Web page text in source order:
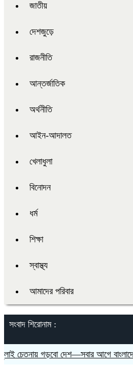
জাতীয়
দেশজুড়ে
রাজনীতি
আন্তর্জাতিক
অর্থনীতি
আইন-আদালত
খেলাধুলা
বিনোদন
ধর্ম
শিক্ষা
স্বাস্থ্য
আমাদের পরিবার
সংবাদ শিরোনাম :
চেতনায় গড়বো দেশ—সবার আগে বাংলাদেশ